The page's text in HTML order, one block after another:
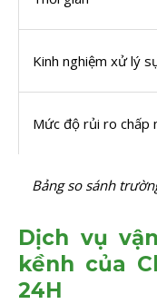
Kinh nghiệm xử lý
Mức độ rủi ro chấp
Bảng so sánh
Dịch vụ
kềnh của
24H